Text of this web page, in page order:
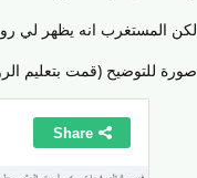
لكن المستغرب انه يظهر لي روابط 404 غير موجوده في موقعي. ويظهر أيضا روابط لتعليقات
صورة للتوضيح (قمت بتعليم